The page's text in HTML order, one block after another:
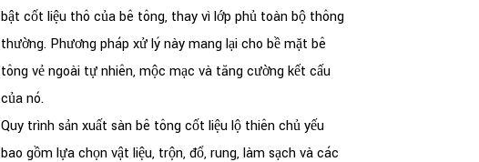
bật cốt liệu thô của bê tông, thay vì lớp phủ toàn bộ thông
thường. Phương pháp xử lý này mang lại cho bề mặt bê
tông vẻ ngoài tự nhiên, mộc mạc và tăng cường kết cấu
của nó.
Quy trình sản xuất sàn bê tông cốt liệu lộ thiên chủ yếu
bao gồm lựa chọn vật liệu, trộn, đổ, rung, làm sạch và các